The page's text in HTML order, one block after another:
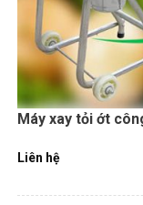
Máy xay tỏi ớt
Liên hệ